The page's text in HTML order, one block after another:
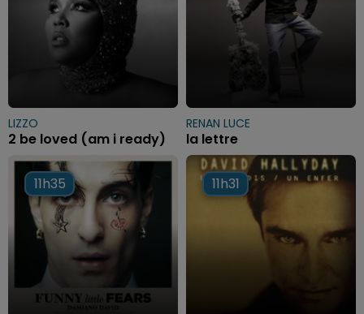
LIZZO
2 be loved (am i ready)
RENAN LUCE
la lettre
11h35
11h35 11h31
11h31